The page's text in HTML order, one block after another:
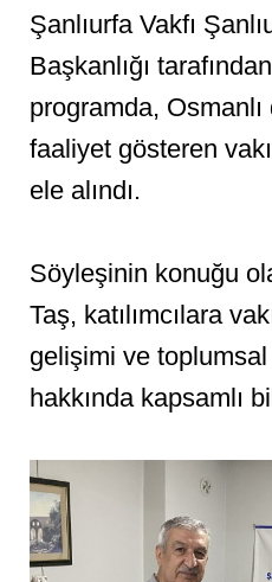
Şanlıurfa Vakfı
Başkanlığı
programda,
faaliyet gösteren
ele alındı.
Söyleşinin konuğu
Taş, katılımcılara
gelişimi ve
hakkında kapsamlı